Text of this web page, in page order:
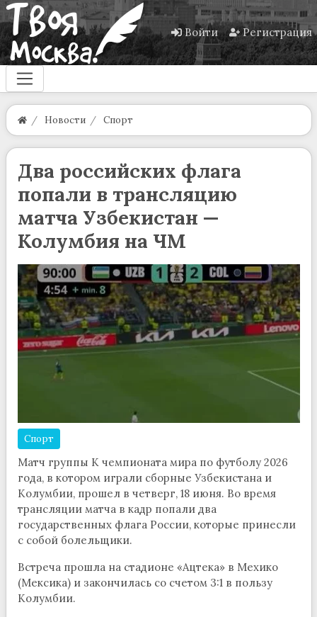
Войти Регистрация
Новости Спорт
Два российских флага
попали в трансляцию
матча Узбекистан —
Колумбия на ЧМ
Спорт
Матч группы К чемпионата мира по футболу 2026
года, в котором играли сборные Узбекистана и
Колумбии, прошел в четверг, 18 июня. Во время
трансляции матча в кадр попали два
государственных флага России, которые принесли
с собой болельщики.
Встреча прошла на стадионе «Ацтека» в Мехико
(Мексика) и закончилась со счетом 3:1 в пользу
Колумбии.